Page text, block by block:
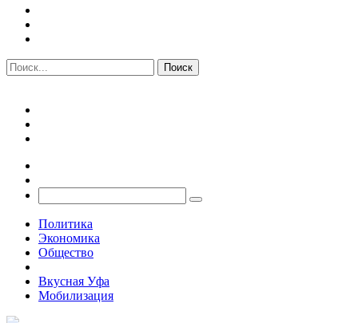
Политика
Экономика
Общество
Вкусная Уфа
Мобилизация